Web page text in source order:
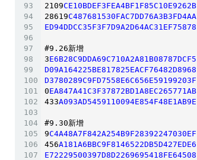
2109CE10BDEF3FEA4BF1F85C10E9262B
28619C487681530FAC7DD76A3B3FD4AA
ED94DDCC35F3F7D9A2D64AC31EF75878
#9 .26新增
3E6B28C9DDA69C710A2A81B08787DCF5
D09A164225BE817825EACF76482D8968
D3780289C9FD7558E6C656E59199203F
0EA847A41C3F37872BD1A8EC265771AB
433A093AD5459110094E854F48E1AB9E
#9 .30新增
9C4A48A7F842A254B9F28392247030EF
456A181A6BBC9F8146522DB5D427EDE6
E72229500397D8D2269695418FE64508